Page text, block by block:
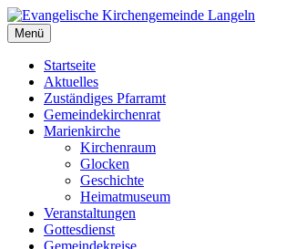
Zum
Inhalt
springen
Evangelische Kirchengemeinde Langeln
Evangelische Kirchengemeinde Langeln
Menü
Startseite
Aktuelles
Zuständiges Pfarramt
Gemeindekirchenrat
Marienkirche
Kirchenraum
Glocken
Geschichte
Heimatmuseum
Veranstaltungen
Gottesdienst
Gemeindekreise